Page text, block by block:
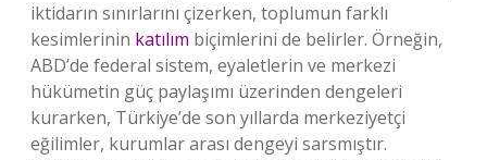
iktidarın sınırlarını çizerken, toplumun farklı
kesimlerinin katılım biçimlerini de belirler. Örneğin,
ABD’de federal sistem, eyaletlerin ve merkezi
hükümetin güç paylaşımı üzerinden dengeleri
kurarken, Türkiye’de son yıllarda merkeziyetçi
eğilimler, kurumlar arası dengeyi sarsmıştır.